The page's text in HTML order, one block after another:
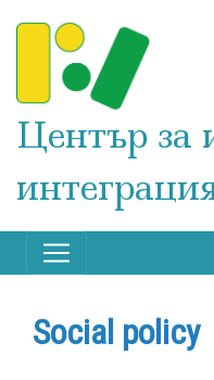
Център за
Social policy